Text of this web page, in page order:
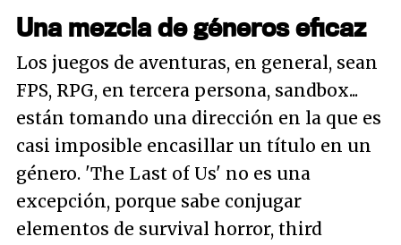
Una mezcla de géneros eficaz
Los juegos de aventuras, en general, sean
FPS, RPG, en tercera persona, sandbox...
están tomando una dirección en la que es
casi imposible encasillar un título en un
género. 'The Last of Us' no es una
excepción, porque sabe conjugar
elementos de survival horror, third